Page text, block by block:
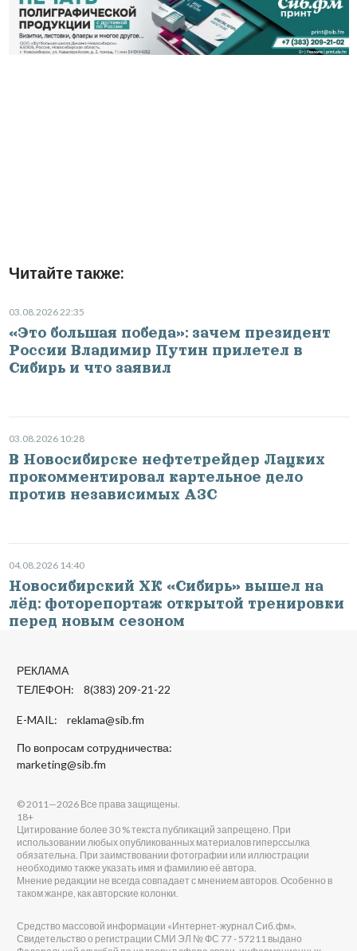
Читайте также:
03.08.2026 22:35
«Это большая победа»: зачем президент
России Владимир Путин прилетел в
Сибирь и что заявил
03.08.2026 10:28
В Новосибирске нефтетрейдер Лацких
прокомментировал картельное дело
против независимых АЗС
04.08.2026 14:40
Новосибирский ХК «Сибирь» вышел на
лёд: фоторепортаж открытой тренировки
перед новым сезоном
РЕКЛАМА
ТЕЛЕФОН: 8(383) 209-21-22
E-MAIL: reklama@sib.fm
По вопросам сотрудничества:
marketing@sib.fm
© 2011—2026 Все права защищены.
18+
Цитирование более 30 % текста публикаций запрещено. При
использовании любых опубликованных материалов гиперссылка
обязательна. При заимствовании фотографии или иллюстрации
необходимо также указать имя и фамилию её автора.
Мнение редакции не всегда совпадает с мнением авторов. Особенно в
таком жанре, как авторские колонки.
Средство массовой информации «Интернет-журнал Сиб.фм».
Свидетельство о регистрации СМИ ЭЛ № ФС 77 - 57211 выдано